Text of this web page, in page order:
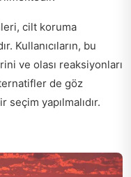
cilt koruma
Kullanıcıların, bu
ve olası reaksiyonları
de göz
yapılmalıdır.